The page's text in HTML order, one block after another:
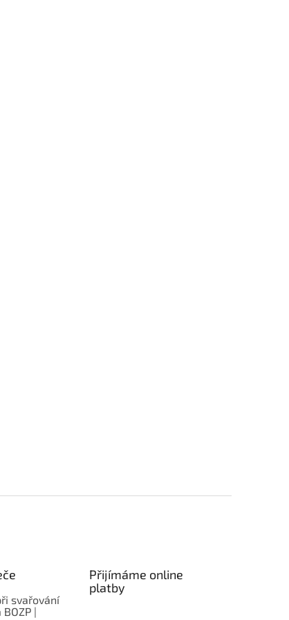
svařování
|
Přijímáme online
platby